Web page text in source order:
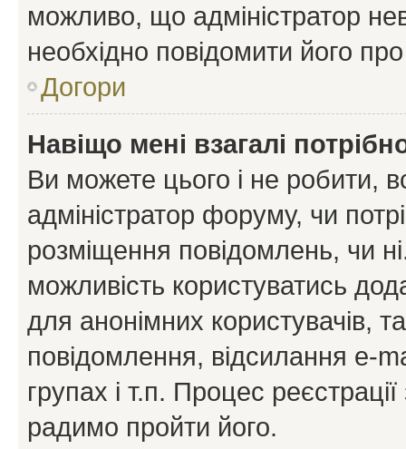
можливо, що адміністратор
необхідно повідомити його
Догори
Навіщо мені взагалі
Ви можете цього і не робити,
адміністратор форуму, чи
розміщення повідомлень, чи
можливість користуватись
для анонімних користувачів,
повідомлення, відсилання e-
групах і т.п. Процес
радимо пройти його.